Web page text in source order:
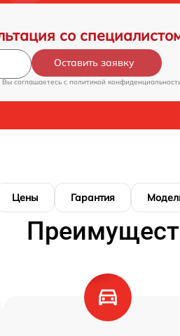
со
Оставить заявку
соглашаетесь c политикой
Цены Гарантия